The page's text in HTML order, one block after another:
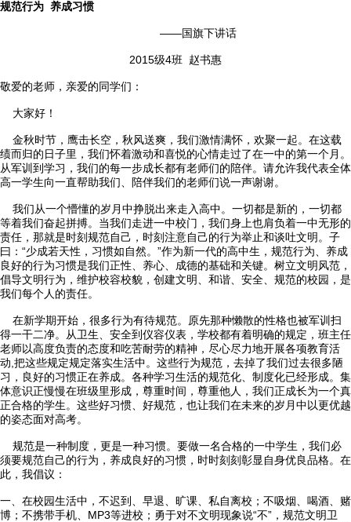
规范行为 养成习惯
——国旗下讲话
2015级4班 赵书惠
敬爱的老师，亲爱的同学们：
大家好！
金秋时节，鹰击长空，秋风送爽，我们激情满怀，欢聚一起。在这载
绩而归的日子里，我们怀着激动和喜悦的心情走过了在一中的第一个月。
从军训到学习，我们的每一步成长都有老师们的陪伴。请允许我代表全体
高一学生向一直帮助我们、陪伴我们的老师们说一声谢谢。
我们从一个懵懂的岁月中挣脱出来走入高中。一切都是新的，一切都
等着我们奋起拼搏。当我们走进一中校门，我们身上也肩负着一中无形的
责任，那就是时刻规范自己，时刻注意自己的行为举止和谈吐文明。子
曰：“少成若天性，习惯如自然。”作为新一代的高中生，规范行为、养成
良好的行为习惯是我们正性、养心、成德的基础和关键。树立文明风范，
倡导文明行为，维护校容校貌，创建文明、和谐、安全、规范的校园，是
我们每个人的责任。
在新学期开始，很多行为有待规范。原先那种懒散的性格也被军训扫
得一干二净。从卫生、安全到仪容仪表，学校都有着明确的规定，班主任
老师以高度负责的态度和吃苦耐劳的精神，尽心尽力地开展各项教育活
动,把这些规定规定落实生活中。这些行为规范，去掉了我们过去很多陋
习，良好的习惯正在养成。各种学习生活的规范化、制度化已经形成。集
体意识正慢慢在班级里形成，尊重时间，尊重他人，我们正成长为一个真
正合格的学生。这些好习惯、好规范，也让我们在未来的岁月中以更优越
的姿态面对高考。
规范是一种制度，更是一种习惯。要做一名合格的一中学生，我们必
须要规范自己的行为，养成良好的习惯，时时刻刻彰显自身优良品格。在
此，我倡议：
一、在校园生活中，不迟到、早退、旷课、私自离校；不吸烟、喝酒、赌
博；不携带手机、MP3等进校；勇于对不文明现象说“不”，规范文明卫
 首页
 信息公开
 教学教研
 最新公告
 校园新闻
 科学技术实验校